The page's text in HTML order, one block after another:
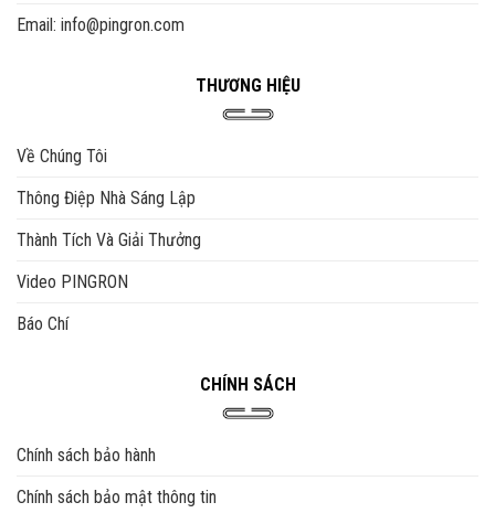
Email: info@pingron.com
THƯƠNG HIỆU
Về Chúng Tôi
Thông Điệp Nhà Sáng Lập
Thành Tích Và Giải Thưởng
Video PINGRON
Báo Chí
CHÍNH SÁCH
Chính sách bảo hành
Chính sách bảo mật thông tin